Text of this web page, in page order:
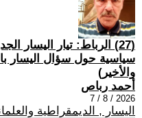
(27) الرباط: تيار اليسار
سياسية حول سؤال اليسار
والأخير)
أحمد رباص
2026 / 8 / 7
اليسار , الديمقراطية